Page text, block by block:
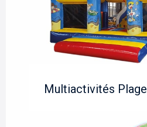
Multiactivités Plage